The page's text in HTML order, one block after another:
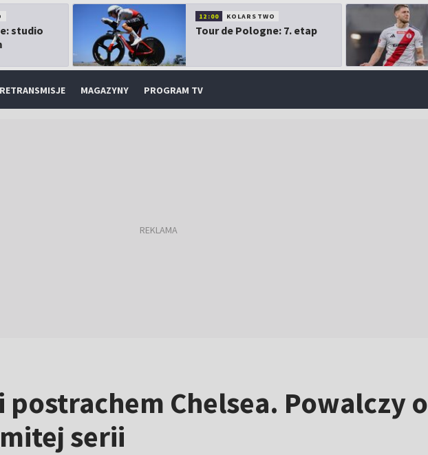
studio
12:00 KOLARSTWO
Tour de Pologne: 7. etap
RETRANSMISJE MAGAZYNY PROGRAM TV
Chelsea. Powalczy o
serii